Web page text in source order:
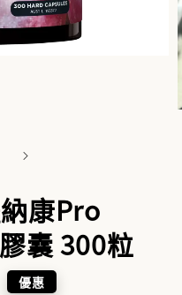
康Pro
囊 300粒
優惠